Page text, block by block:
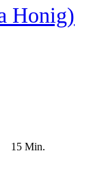
Honig)
15 Min.